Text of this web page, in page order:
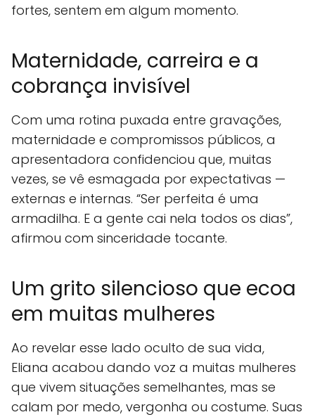
fortes, sentem em algum momento.
Maternidade, carreira e a
cobrança invisível
Com uma rotina puxada entre gravações,
maternidade e compromissos públicos, a
apresentadora confidenciou que, muitas
vezes, se vê esmagada por expectativas —
externas e internas. “Ser perfeita é uma
armadilha. E a gente cai nela todos os dias”,
afirmou com sinceridade tocante.
Um grito silencioso que ecoa
em muitas mulheres
Ao revelar esse lado oculto de sua vida,
Eliana acabou dando voz a muitas mulheres
que vivem situações semelhantes, mas se
calam por medo, vergonha ou costume. Suas